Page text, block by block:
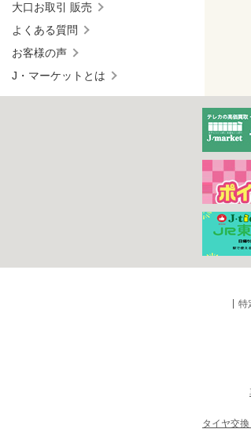
大口お取引 販売
よくある質問
お客様の声
J・マーケットとは
特
タイヤ交